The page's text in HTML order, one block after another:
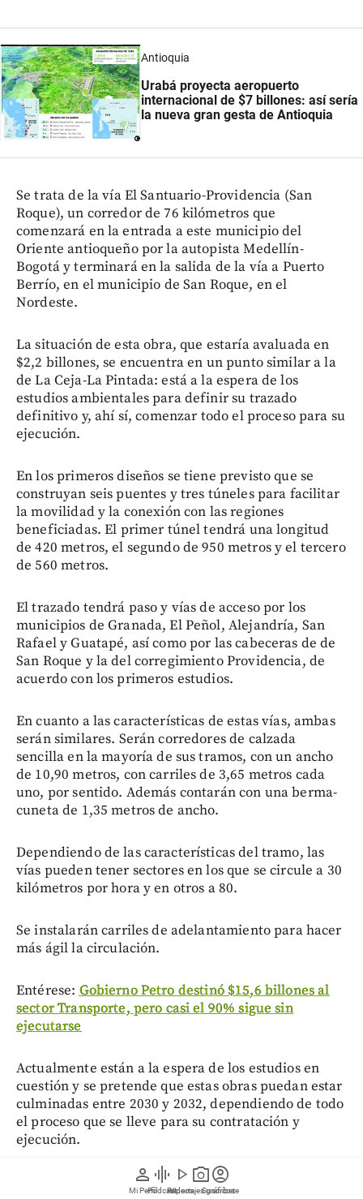
person
Mi Perfil
graphic_eq
Pódcast
play_arrow
Videos
photo_camera
Reportajes gráficos
account_circle
Suscríbete
Antioquia
Urabá proyecta aeropuerto
internacional de $7 billones: así sería
la nueva gran gesta de Antioquia
Se trata de la vía El Santuario-Providencia (San
Roque), un corredor de 76 kilómetros que
comenzará en la entrada a este municipio del
Oriente antioqueño por la autopista Medellín-
Bogotá y terminará en la salida de la vía a Puerto
Berrío, en el municipio de San Roque, en el
Nordeste.
La situación de esta obra, que estaría avaluada en
$2,2 billones, se encuentra en un punto similar a la
de La Ceja-La Pintada: está a la espera de los
estudios ambientales para definir su trazado
definitivo y, ahí sí, comenzar todo el proceso para su
ejecución.
En los primeros diseños se tiene previsto que se
construyan seis puentes y tres túneles para facilitar
la movilidad y la conexión con las regiones
beneficiadas. El primer túnel tendrá una longitud
de 420 metros, el segundo de 950 metros y el tercero
de 560 metros.
El trazado tendrá paso y vías de acceso por los
municipios de Granada, El Peñol, Alejandría, San
Rafael y Guatapé, así como por las cabeceras de de
San Roque y la del corregimiento Providencia, de
acuerdo con los primeros estudios.
En cuanto a las características de estas vías, ambas
serán similares. Serán corredores de calzada
sencilla en la mayoría de sus tramos, con un ancho
de 10,90 metros, con carriles de 3,65 metros cada
uno, por sentido. Además contarán con una berma-
cuneta de 1,35 metros de ancho.
Dependiendo de las características del tramo, las
vías pueden tener sectores en los que se circule a 30
kilómetros por hora y en otros a 80.
Se instalarán carriles de adelantamiento para hacer
más ágil la circulación.
Entérese:Gobierno Petro destinó $15,6 billones al
sector Transporte, pero casi el 90% sigue sin
ejecutarse
Actualmente están a la espera de los estudios en
cuestión y se pretende que estas obras puedan estar
culminadas entre 2030 y 2032, dependiendo de todo
el proceso que se lleve para su contratación y
ejecución.
Mientras se hacen todos los trabajos operativos,